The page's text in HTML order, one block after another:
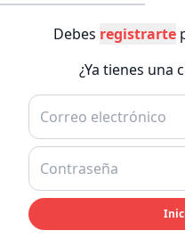
Debes registrarte
¿Ya tienes una